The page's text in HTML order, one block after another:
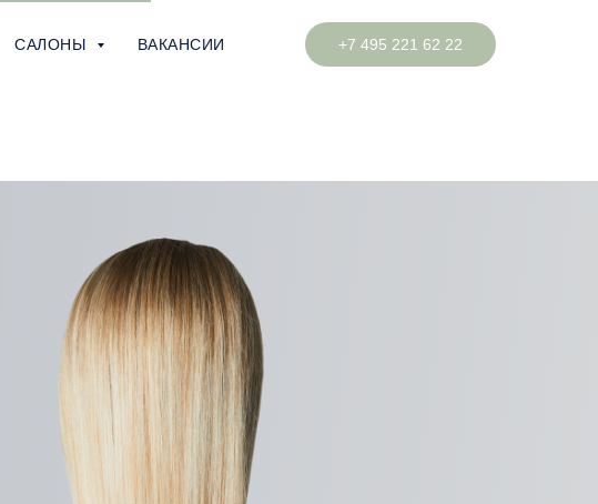
САЛОНЫ ВАКАНСИИ +7 495 221 62 22